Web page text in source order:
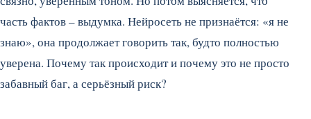
часть фактов – выдумка. Нейросеть не признаётся: «я не
знаю», она продолжает говорить так, будто полностью
уверена. Почему так происходит и почему это не просто
забавный баг, а серьёзный риск?